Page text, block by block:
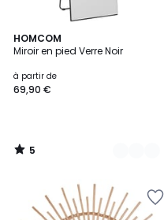
HOMCOM
Miroir en pied Verre Noir
à partir de
69,90 €
5
/
2
Couleurs
5
/